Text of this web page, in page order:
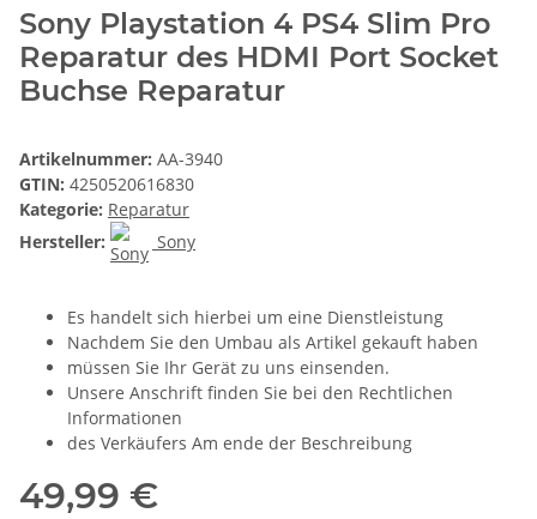
Sony Playstation 4 PS4 Slim Pro
Reparatur des HDMI Port Socket
Buchse Reparatur
Artikelnummer: AA-3940
GTIN: 4250520616830
Kategorie: Reparatur
Hersteller:
Sony
Es handelt sich hierbei um eine Dienstleistung
Nachdem Sie den Umbau als Artikel gekauft haben
müssen Sie Ihr Gerät zu uns einsenden.
Unsere Anschrift finden Sie bei den Rechtlichen
Informationen
des Verkäufers Am ende der Beschreibung
49,99 €